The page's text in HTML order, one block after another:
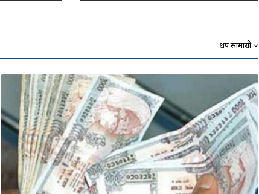
थप सामाग्री